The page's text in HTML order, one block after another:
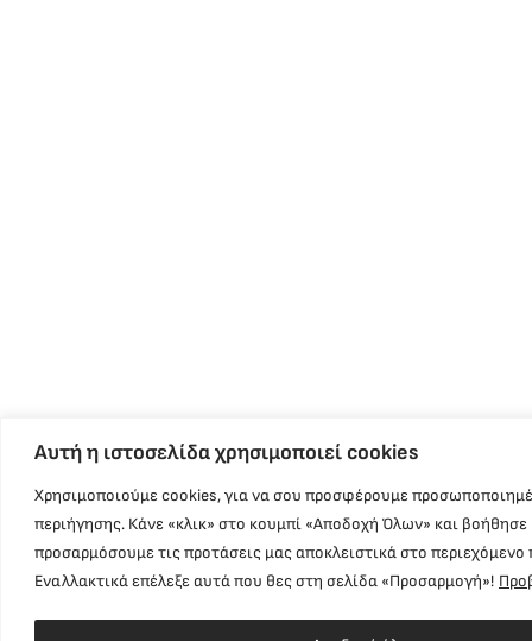
Αυτή η ιστοσελίδα χρησιμοποιεί cookies
Χρησιμοποιούμε cookies, για να σου προσφέρουμε
περιήγησης. Κάνε «κλικ» στο κουμπί «Αποδοχή Όλων» και βοήθησε
προσαρμόσουμε τις προτάσεις μας αποκλειστικά στο περιεχόμενο
Εναλλακτικά επέλεξε αυτά που θες στη σελίδα «Προσαρμογή»!